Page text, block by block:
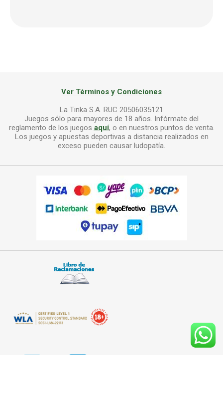
Ver Términos y Condiciones
La Tinka S.A. RUC 20506035121
Juegos sólo para mayores de 18 años. Infórmate del
reglamento de los juegos aquí, o en nuestros puntos de venta.
Los juegos y apuestas deportivas a distancia realizados en
exceso pueden causar ludopatía.